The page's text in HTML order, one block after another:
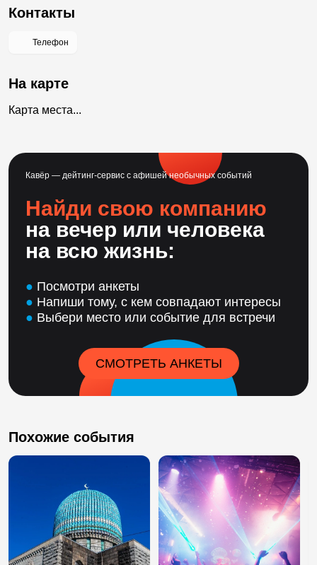
Контакты
Телефон
На карте
Карта места...
Кавёр — дейтинг-сервис с афишей необычных событий
Найди свою компанию
на вечер или человека
на всю жизнь:
● Посмотри анкеты
● Напиши тому, с кем совпадают интересы
● Выбери место или событие для встречи
СМОТРЕТЬ АНКЕТЫ
Похожие события